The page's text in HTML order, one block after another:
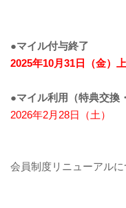
●マイル付与終了
2025年10月31日（金）
●マイル利用（特典交換
2026年2月28日（土）
会員制度リニューアル